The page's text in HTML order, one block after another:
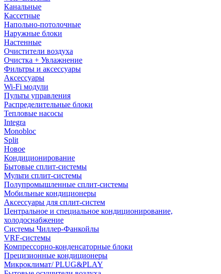
Канальные
Кассетные
Напольно-потолочные
Наружные блоки
Настенные
Очистители воздуха
Очистка + Увлажнение
Фильтры и аксессуары
Аксессуары
Wi-Fi модули
Пульты управления
Распределительные блоки
Тепловые насосы
Integra
Monobloc
Split
Новое
Кондиционирование
Бытовые сплит-системы
Мульти сплит-системы
Полупромышленные сплит-системы
Мобильные кондиционеры
Аксессуары для сплит-систем
Центральное и специальное кондиционирование,
холодоснабжение
Системы Чиллер-Фанкойлы
VRF-системы
Компрессорно-конденсаторные блоки
Прецизионные кондиционеры
Микроклимат/ PLUG&PLAY